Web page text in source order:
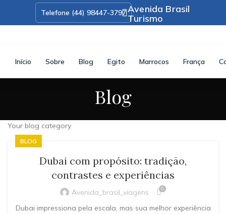
Início Sobre Blog Egito Marrocos França
Blog
Your blog category
BLOG
Dubai com propósito: tradição,
contrastes e experiências
Avenida_brasil_viagens 0
Dubai impressiona pela escala, mas sua melhor experiência